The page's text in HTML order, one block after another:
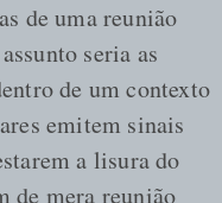
de uma reunião
seria as
de um contexto
emitem sinais
a lisura do
de mera reunião